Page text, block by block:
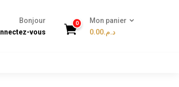
Bonjour
vous
0
Mon panier
د.م.0.00